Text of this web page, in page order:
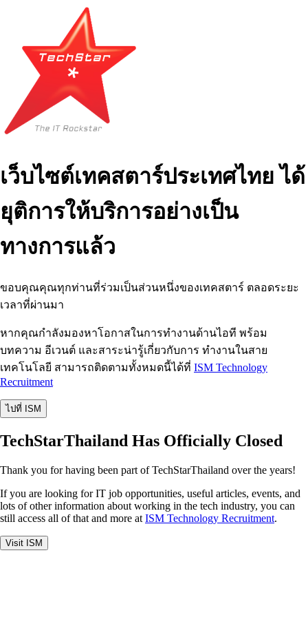
เว็บไซต์เทคสตาร์ประเทศไทย ได้
ยุติการให้บริการอย่างเป็น
ทางการแล้ว
ขอบคุณคุณทุกท่านที่ร่วมเป็นส่วนหนึ่งของเทคสตาร์ ตลอดระยะ
เวลาที่ผ่านมา
หากคุณกำลังมองหาโอกาสในการทำงานด้านไอที พร้อม
บทความ อีเวนต์ และสาระน่ารู้เกี่ยวกับการ ทำงานในสาย
เทคโนโลยี สามารถติดตามทั้งหมดนี้ได้ที่ ISM Technology
Recruitment
ไปที่ ISM
TechStarThailand Has Officially Closed
Thank you for having been part of TechStarThailand over the years!
If you are looking for IT job opportunities, useful articles, events, and
lots of other information about working in the tech industry, you can
still access all of that and more at ISM Technology Recruitment.
Visit ISM